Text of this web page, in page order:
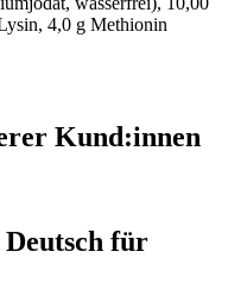
4,0 g Methionin
Kund:innen
für